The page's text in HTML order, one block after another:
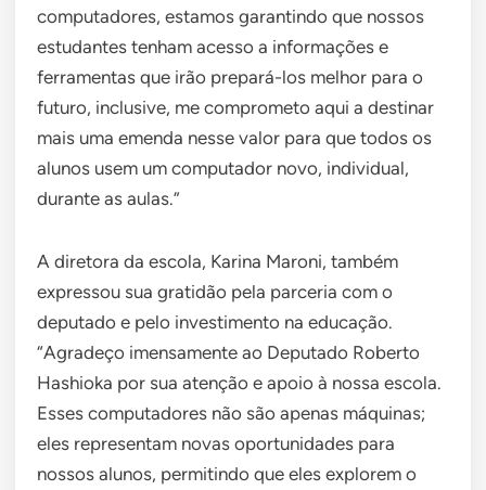
computadores, estamos garantindo que nossos
estudantes tenham acesso a informações e
ferramentas que irão prepará-los melhor para o
futuro, inclusive, me comprometo aqui a destinar
mais uma emenda nesse valor para que todos os
alunos usem um computador novo, individual,
durante as aulas.”
A diretora da escola, Karina Maroni, também
expressou sua gratidão pela parceria com o
deputado e pelo investimento na educação.
“Agradeço imensamente ao Deputado Roberto
Hashioka por sua atenção e apoio à nossa escola.
Esses computadores não são apenas máquinas;
eles representam novas oportunidades para
nossos alunos, permitindo que eles explorem o